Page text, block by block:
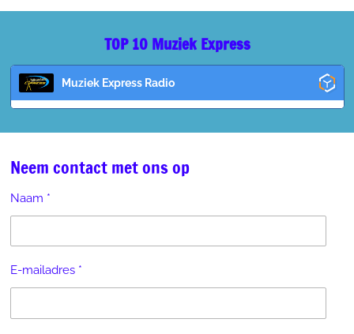
TOP 10 Muziek Express
Muziek Express Radio
Neem contact met ons op
Naam *
E-mailadres *